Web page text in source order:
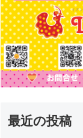
最近の投稿